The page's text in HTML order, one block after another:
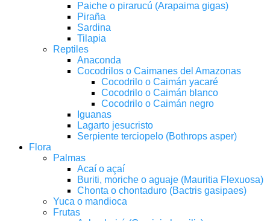
Paiche o pirarucú (Arapaima gigas)
Piraña
Sardina
Tilapia
Reptiles
Anaconda
Cocodrilos o Caimanes del Amazonas
Cocodrilo o Caimán yacaré
Cocodrilo o Caimán blanco
Cocodrilo o Caimán negro
Iguanas
Lagarto jesucristo
Serpiente terciopelo (Bothrops asper)
Flora
Palmas
Acaí o açaí
Buriti, moriche o aguaje (Mauritia Flexuosa)
Chonta o chontaduro (Bactris gasipaes)
Yuca o mandioca
Frutas